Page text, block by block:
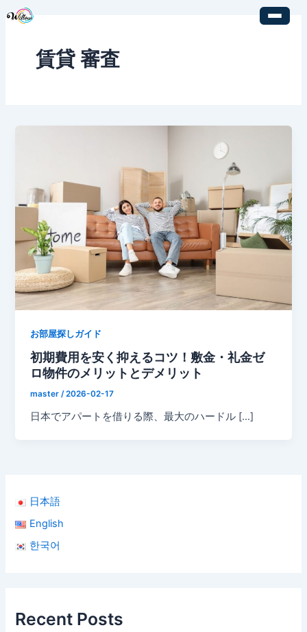
日本語
English
한국어
Recent Posts
賃貸 審査
お部屋探しガイド
初期費用を安く抑えるコツ！敷金・礼金ゼ
ロ物件のメリットとデメリット
master/2026-02-17
日本でアパートを借りる際、最大のハードル […]